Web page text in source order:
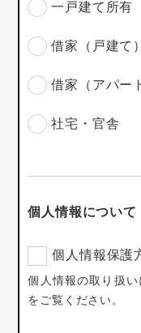
一戸建て所有
借家（戸建て）
借家（アパー
社宅・官舎
個人情報について
個人情報保護
個人情報の取り扱い
をご覧ください。